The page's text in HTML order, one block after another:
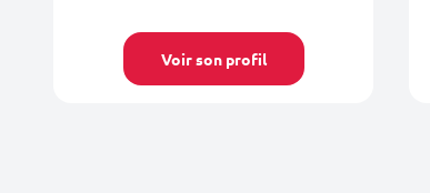
Voir son profil